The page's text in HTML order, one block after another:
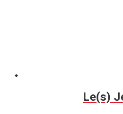
Le(s)